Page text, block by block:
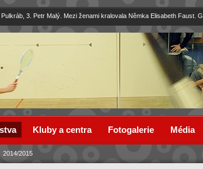
3. Petr Malý. Mezi ženami kralovala Němka Elisabeth Faust.
2014/2015
Kluby a centra Fotogalerie Média